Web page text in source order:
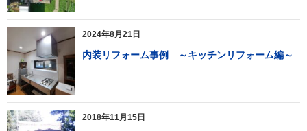
2024年8月21日
内装リフォーム事例 ～キッチンリフォーム編～
2018年11月15日